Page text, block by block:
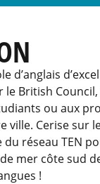
d’anglais
le British
ou aux
ville. Cerise sur
du réseau TEN
mer côte sud
!